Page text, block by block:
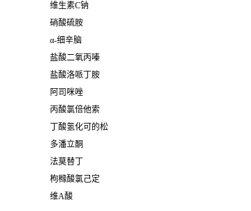
维生素C钠
硝酸硫胺
α-细辛脑
盐酸二氧丙嗪
盐酸洛哌丁胺
阿司咪唑
丙酸氯倍他索
丁酸氢化可的松
多潘立酮
法莫替丁
枸橼酸氯己定
维A酸